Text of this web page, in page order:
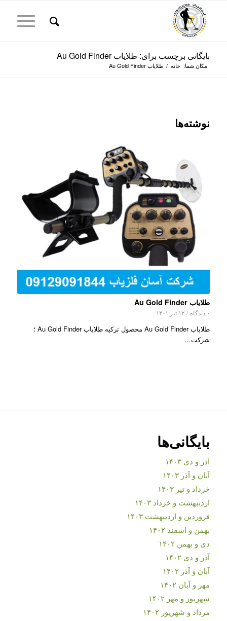
بایگانی برچسب برای: طلایاب Au Gold Finder
مکان شما: خانه / طلایاب Au Gold Finder
نوشته‌ها
طلایاب Au Gold Finder
۰ دیدگاه / ۱۲ تیر ۱۴۰۱
طلایاب Au Gold Finder محصول ترکیه طلایاب Au Gold Finder ؛
شرکت…
بایگانی‌ها
آذر و دی ۱۴۰۳
آبان و آذر ۱۴۰۳
خرداد و تیر ۱۴۰۳
اردیبهشت و خرداد ۱۴۰۳
فروردین و اردیبهشت ۱۴۰۳
بهمن و اسفند ۱۴۰۲
دی و بهمن ۱۴۰۲
آذر و دی ۱۴۰۲
آبان و آذر ۱۴۰۲
مهر و آبان ۱۴۰۲
شهریور و مهر ۱۴۰۲
مرداد و شهریور ۱۴۰۲